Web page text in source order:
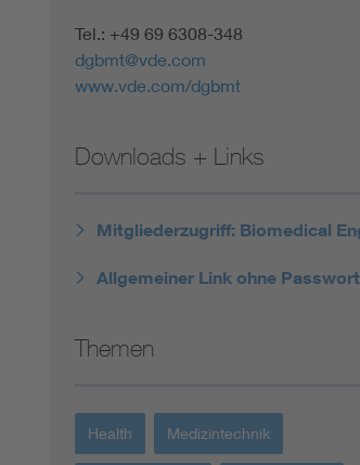
Tel.: +49 69 6308-348
dgbmt@vde.com
www.vde.com/dgbmt
Downloads + Links
Allgemeiner Link ohne Passwort
Themen
Health Medizintechnik